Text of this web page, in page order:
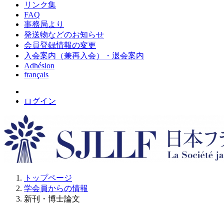
リンク集
FAQ
事務局より
発送物などのお知らせ
会員登録情報の変更
入会案内（兼再入会）・退会案内
Adhésion
français
ログイン
トップページ
学会員からの情報
新刊・博士論文